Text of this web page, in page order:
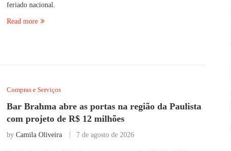
feriado nacional.
Read more
Compras e Serviços
Bar Brahma abre as portas na região da Paulista
com projeto de R$ 12 milhões
by Camila Oliveira 7 de agosto de 2026